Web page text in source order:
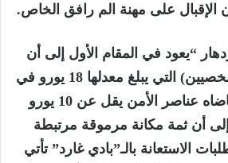
الإقبال على مهنة الم رافق الخاص.
“يعود في المقام الأول إلى أن
أجور (المرافقين الشخصيين) التي يبلغ معدلها 18 يورو في
الساعة، أعلى ما يتقاضاه عناصر الأمن يقل عن 10 يورو
أن ثمة مكانة مرموقة مرتبطة
الاستعانة بالـ”بادي غارد” تأتي